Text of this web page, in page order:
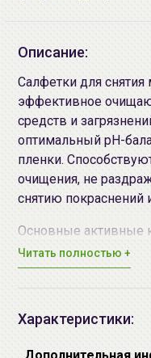
Описание:
Салфетки для
эффективное
средств и
оптимальный pH-
пленки.
очищения, не
снятию покраснений
Основные активные
Гиалуроновая
Читать полностью +
Характеристики: